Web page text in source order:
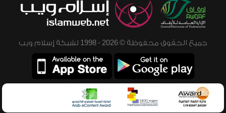
جميع الحقوق محفوظة © 2026 - 1998 لشبكة إسلام ويب